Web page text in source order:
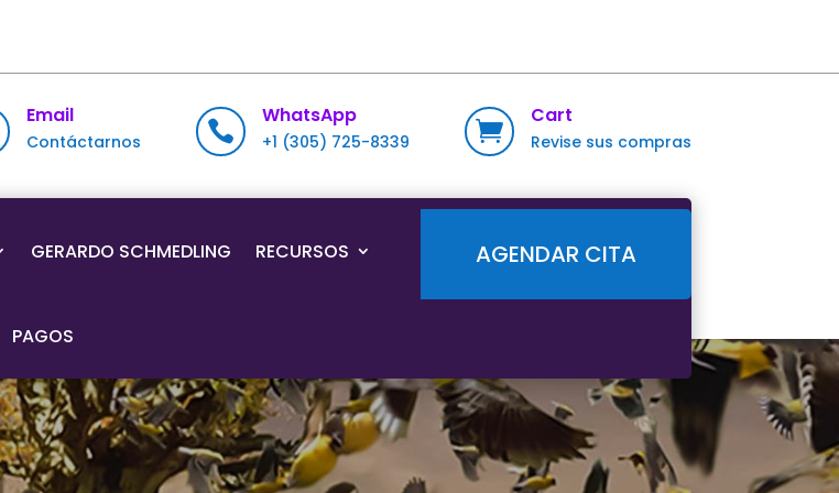
Email
Contáctarnos 
WhatsApp
+1 (305) 725-8339 
Cart
Revise sus compras
GERARDO SCHMEDLING RECURSOS
PAGOS
AGENDAR CITA